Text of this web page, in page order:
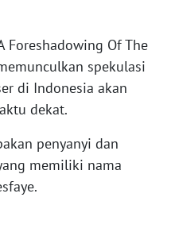
Foreshadowing Of The
spekulasi
di Indonesia akan
dekat.
penyanyi dan
memiliki nama